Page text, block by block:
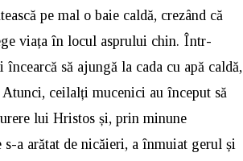
pe mal o baie caldă, crezând că
viața în locul asprului chin. Într-
să ajungă la cada cu apă caldă,
ceilalți mucenici au început să
lui Hristos și, prin minune
s-a arătat de nicăieri, a înmuiat gerul și